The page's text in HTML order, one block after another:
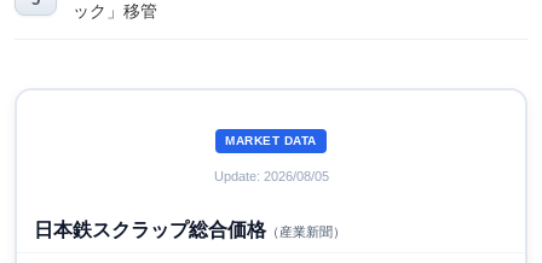
ック」移管
MARKET DATA
Update: 2026/08/05
日本鉄スクラップ総合価格（産業新聞）